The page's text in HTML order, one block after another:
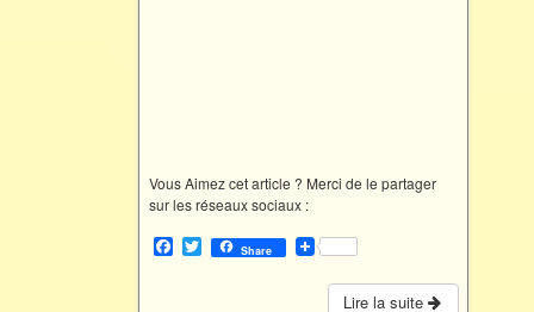
Vous Aimez cet article ? Merci de le partager
sur les réseaux sociaux :
F
a
T
w
Share
Lire la suite